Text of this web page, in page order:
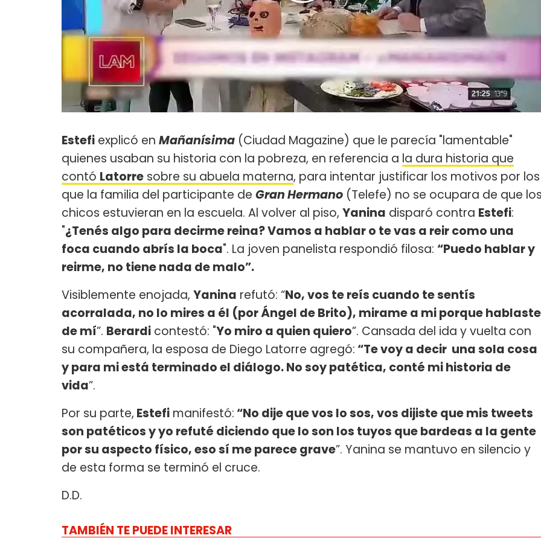
Estefi explicó en Mañanísima (Ciudad Magazine) que le parecía "lamentable"
quienes usaban su historia con la pobreza, en referencia a la dura historia que
contó Latorre sobre su abuela materna, para intentar justificar los motivos por los
que la familia del participante de Gran Hermano (Telefe) no se ocupara de que
chicos estuvieran en la escuela. Al volver al piso, Yanina disparó contra Estefi:
"¿Tenés algo para decirme reina? Vamos a hablar o te vas a reir como una
foca cuando abrís la boca". La joven panelista respondió filosa: “Puedo hablar y
reirme, no tiene nada de malo”.
Visiblemente enojada, Yanina refutó: “No, vos te reís cuando te sentís
acorralada, no lo mires a él (por Ángel de Brito), mirame a mi porque hablaste
de mí”. Berardi contestó: "Yo miro a quien quiero”. Cansada del ida y vuelta con
su compañera, la esposa de Diego Latorre agregó: “Te voy a decir una sola cosa
y para mi está terminado el diálogo. No soy patética, conté mi historia de
vida”.
Por su parte, Estefi manifestó: “No dije que vos lo sos, vos dijiste que mis tweets
son patéticos y yo refuté diciendo que lo son los tuyos que bardeas a la gente
por su aspecto físico, eso sí me parece grave”. Yanina se mantuvo en silencio y
de esta forma se terminó el cruce.
D.D.
TAMBIÉN TE PUEDE INTERESAR